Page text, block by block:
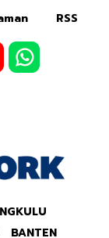
RSS
BANTEN